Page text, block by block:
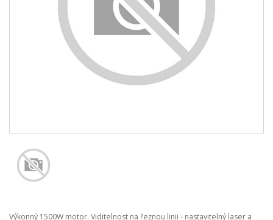
Výkonný 1500W motor. Viditelnost na řeznou linii - nastavitelný laser a